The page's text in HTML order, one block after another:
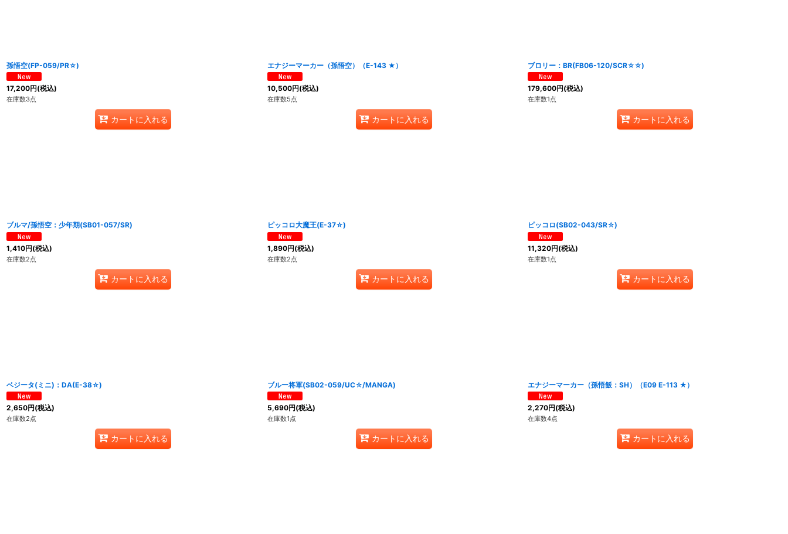
孫悟空(FP-059/PR☆)
17,200円(税込)
在庫数3点
カートに入れる
エナジーマーカー（孫悟空）（E-143 ★）
10,500円(税込)
在庫数5点
カートに入れる
ブロリー：BR(FB06-120/SCR☆☆)
179,600円(税込)
在庫数1点
カートに入れる
ブルマ/孫悟空：少年期(SB01-057/SR)
1,410円(税込)
在庫数2点
カートに入れる
ピッコロ大魔王(E-37☆)
1,890円(税込)
在庫数2点
カートに入れる
ピッコロ(SB02-043/SR☆)
11,320円(税込)
在庫数1点
カートに入れる
ベジータ(ミニ)：DA(E-38☆)
2,650円(税込)
在庫数2点
カートに入れる
ブルー将軍(SB02-059/UC☆/MANGA)
5,690円(税込)
在庫数1点
カートに入れる
エナジーマーカー（孫悟飯：SH）（E09 E-113 ★）
2,270円(税込)
在庫数4点
カートに入れる